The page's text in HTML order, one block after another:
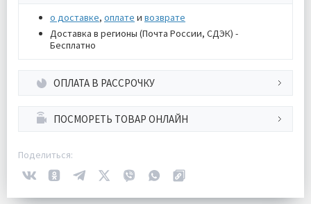
о доставке, оплате и возврате
Доставка в регионы (Почта России, СДЭК) -
Бесплатно
ОПЛАТА В РАССРОЧКУ
ПОСМОРЕТЬ ТОВАР ОНЛАЙН
Поделиться: